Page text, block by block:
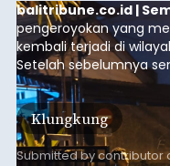
balitribune.co.id |
pengeroyokan yang
kembali terjadi di
Setelah sebelumnya
keributan di barat
kini menimpa seorang
Sumba Barat Daya
(NTT).
Klungkung
Submitted bycontributor